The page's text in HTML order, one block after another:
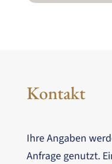
Kontakt
Ihre Angaben
Anfrage genutzt.